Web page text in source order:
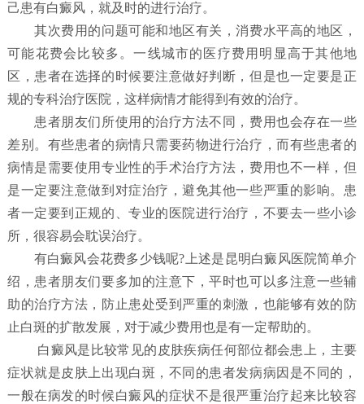
己患有白癜风，就及时的进行治疗。
其次费用的问题可能和地区有关，消费水平高的地区，
可能花费会比较多。一线城市的医疗费用明显高于其他地
区，患者在选择的时候要注意做好判断，但是也一定要是正
规的专科治疗医院，这样病情才能得到有效的治疗。
患者朋友们所使用的治疗方法不同，费用也会存在一些
差别。有些患者的病情只需要药物进行治疗，而有些患者的
病情是需要使用专业性的手术治疗方法，费用也不一样，但
是一定要注意做到对症治疗，避免其他一些严重的影响。患
者一定要到正规的、专业的医院进行治疗，不要去一些小诊
所，很容易会耽误治疗。
有白癜风会花费多少钱呢?上述是昆明白癜风医院简单介
绍，患者朋友们要多加的注意下，平时也可以多注意一些辅
助的治疗方法，防止患处受到严重的刺激，也能够有效的防
止白斑的扩散发展，对于减少费用也是有一定帮助的。
白癜风是比较常见的皮肤疾病任何部位都会患上，主要
症状就是皮肤上出现白斑，不同的患者发病病因是不同的，
一般在病发的时候白癜风的症状不是很严重治疗起来比较容